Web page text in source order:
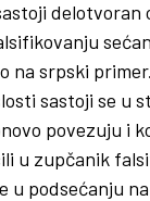
delotvoran
na srpski
sastoji se u
povezuju i
u zupčanik
u podsećanju